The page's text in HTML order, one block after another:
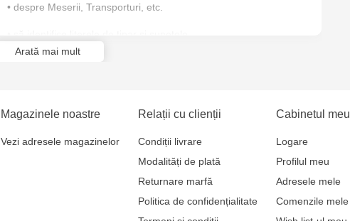
• despre Meserii, Transporturi, etc.
• poziționarea în spațiu
și multe altele.
Arată mai mult
Magazinele noastre
Vezi adresele magazinelor
Relații cu clienții
Condiții livrare
Modalități de plată
Returnare marfă
Politica de confidențialitate
Cabinetul meu
Logare
Profilul meu
Adresele mele
Comenzile mele